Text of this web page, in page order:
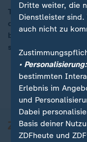
00:15
Trumps Kritik an den
dramatisch". Nach
bezweifeln, dass
so
Dritte weiter, die
Dienstleister sind.
auch nicht zu
• Personalisierung:
bestimmten
Erlebnis im
und
Dabei
Basis deiner
ZDFheute und